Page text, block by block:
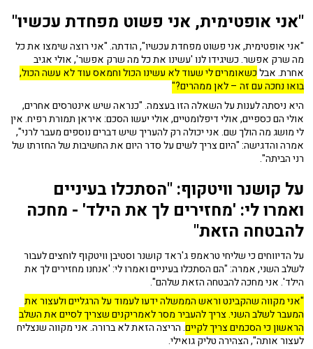
"אני אופטימית, אני פשוט מפחדת עכשיו"
"אני אופטימית, אני פשוט מפחדת עכשיו", הודתה. "אני רוצה שימצו את כל
מה שרק אפשר. כשיגידו לנו 'עשינו את כל מה שרק אפשר', אולי אגיב
אחרת. אבלכשאומרים לי שעוד לא עשינו הכול וחמאס עוד לא עשה הכול,
בואו נחכה עם זה – לאן ממהרים?"
היא ניסתה לענות על השאלה הזו בעצמה. "כנראה שיש אינטרסים אחרים,
אולי הם כספיים, אולי דיפלומטיים, אולי יעשו הסכם: איראן תמורת רפיח. אין
לי מושג מה הולך שם. אני יכולה רק להעריך שיש דברים נוספים מעבר לרני",
אמרה והדגישה: "היום צריך לשים על סדר היום את החשיבות של החזרתו של
רני הביתה".
על קושנר וויטקוף: "הסתכלו בעיניים
ואמרו לי: 'מחזירים לך את הילד' - מחכה
להבטחה הזאת"
על הדיווחים כי שליחי טראמפ ג'ראד קושנר וסטיבן וויטקוף לוחצים לעבור
לשלב השני, אמרה: "הם הסתכלו בעיניים ואמרו לי: 'אנחנו מחזירים לך את
הילד'. אני מחכה להבטחה הזאת שלהם".
"אני מקווה שהקבינט וראש הממשלה ידעו לעמוד על הרגליים ולעצור את
המעבר לשלב השני. צריך להעביר מסר לאמריקנים שצריך לסיים את השלב
הראשון כי הסכמים צריך לקיים. הריצה הזאת לא ברורה. אני מקווה שנצליח
לעצור אותה", הצהירה טליק גואילי.